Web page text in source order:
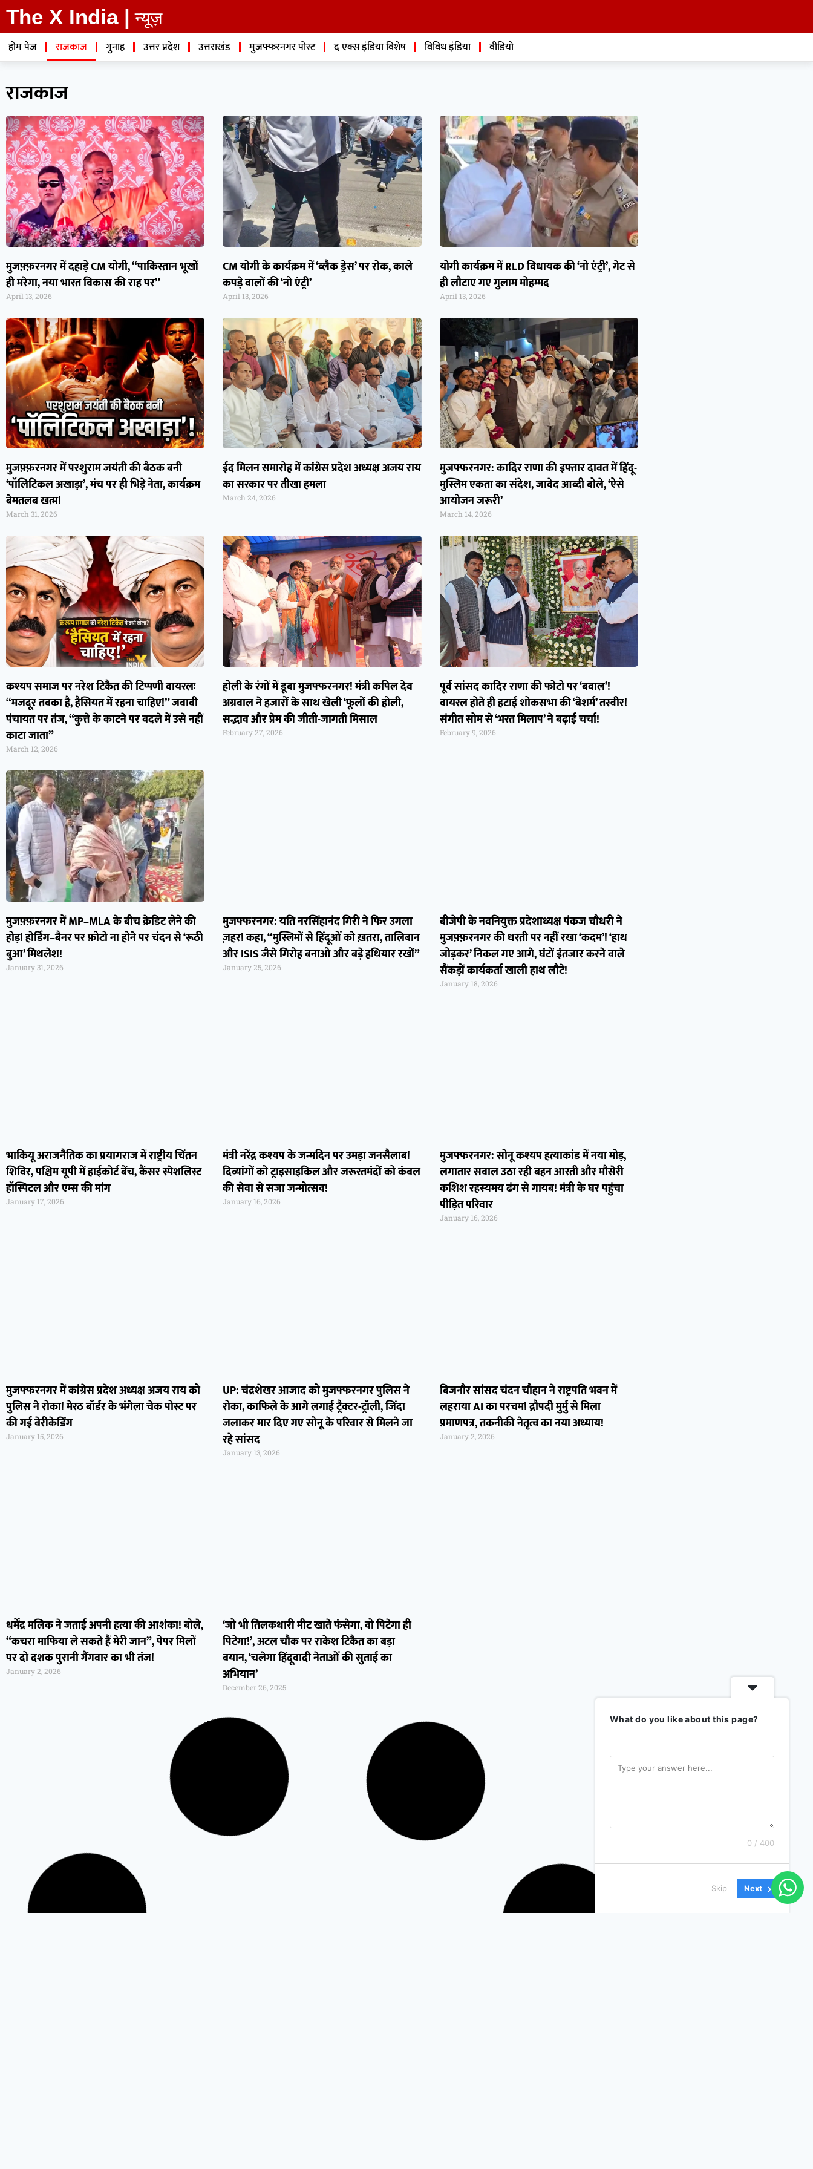
The X India | न्यूज़
होम पेज राजकाज गुनाह उत्तर प्रदेश उत्तराखंड मुजफ्फरनगर पोस्ट द एक्स इंडिया विशेष विविध इंडिया वीडियो
राजकाज
मुजफ़्फ़रनगर में दहाड़े CM योगी, “पाकिस्तान भूखों
ही मरेगा, नया भारत विकास की राह पर”
April 13, 2026
CM योगी के कार्यक्रम में ‘ब्लैक ड्रेस’ पर रोक, काले
कपड़े वालों की ‘नो एंट्री’
April 13, 2026
योगी कार्यक्रम में RLD विधायक की ‘नो एंट्री’, गेट से
ही लौटाए गए गुलाम मोहम्मद
April 13, 2026
मुजफ़्फ़रनगर में परशुराम जयंती की बैठक बनी
‘पॉलिटिकल अखाड़ा’, मंच पर ही भिड़े नेता, कार्यक्रम
बेमतलब खत्म!
March 31, 2026
ईद मिलन समारोह में कांग्रेस प्रदेश अध्यक्ष अजय राय
का सरकार पर तीखा हमला
March 24, 2026
मुजफ्फरनगर: कादिर राणा की इफ्तार दावत में हिंदू-
मुस्लिम एकता का संदेश, जावेद आब्दी बोले, ‘ऐसे
आयोजन जरूरी’
March 14, 2026
कश्यप समाज पर नरेश टिकैत की टिप्पणी वायरलः
“मजदूर तबका है, हैसियत में रहना चाहिए!” जवाबी
पंचायत पर तंज, “कुत्ते के काटने पर बदले में उसे नहीं
काटा जाता”
March 12, 2026
होली के रंगों में डूबा मुजफ्फरनगर! मंत्री कपिल देव
अग्रवाल ने हजारों के साथ खेली ‘फूलों की होली,
सद्भाव और प्रेम की जीती-जागती मिसाल
February 27, 2026
पूर्व सांसद कादिर राणा की फोटो पर ‘बवाल’!
वायरल होते ही हटाई शोकसभा की ‘बेशर्म’ तस्वीर!
संगीत सोम से ‘भरत मिलाप’ ने बढ़ाई चर्चा!
February 9, 2026
मुजफ़्फ़रनगर में MP–MLA के बीच क्रेडिट लेने की
होड़! होर्डिंग–बैनर पर फ़ोटो ना होने पर चंदन से ‘रूठी
बुआ’ मिथलेश!
January 31, 2026
मुजफ्फरनगर: यति नरसिंहानंद गिरी ने फिर उगला
ज़हर! कहा, “मुस्लिमों से हिंदूओं को ख़तरा, तालिबान
और ISIS जैसे गिरोह बनाओ और बड़े हथियार रखों”
January 25, 2026
बीजेपी के नवनियुक्त प्रदेशाध्यक्ष पंकज चौधरी ने
मुजफ़्फ़रनगर की धरती पर नहीं रखा ‘कदम’! ‘हाथ
जोड़कर’ निकल गए आगे, घंटों इंतजार करने वाले
सैंकड़ों कार्यकर्ता खाली हाथ लौटे!
January 18, 2026
भाकियू अराजनैतिक का प्रयागराज में राष्ट्रीय चिंतन
शिविर, पश्चिम यूपी में हाईकोर्ट बेंच, कैंसर स्पेशलिस्ट
हॉस्पिटल और एम्स की मांग
January 17, 2026
मंत्री नरेंद्र कश्यप के जन्मदिन पर उमड़ा जनसैलाब!
दिव्यांगों को ट्राइसाइकिल और जरूरतमंदों को कंबल
की सेवा से सजा जन्मोत्सव!
January 16, 2026
मुजफ्फरनगर: सोनू कश्यप हत्याकांड में नया मोड़,
लगातार सवाल उठा रही बहन आरती और मौसेरी
कशिश रहस्यमय ढंग से गायब! मंत्री के घर पहुंचा
पीड़ित परिवार
January 16, 2026
मुजफ्फरनगर में कांग्रेस प्रदेश अध्यक्ष अजय राय को
पुलिस ने रोका! मेरठ बॉर्डर के भंगेला चेक पोस्ट पर
की गई बेरीकेडिंग
January 15, 2026
UP: चंद्रशेखर आजाद को मुजफ्फरनगर पुलिस ने
रोका, काफिले के आगे लगाई ट्रैक्टर-ट्रॉली, जिंदा
जलाकर मार दिए गए सोनू के परिवार से मिलने जा
रहे सांसद
January 13, 2026
बिजनौर सांसद चंदन चौहान ने राष्ट्रपति भवन में
लहराया AI का परचम! द्रौपदी मुर्मु से मिला
प्रमाणपत्र, तकनीकी नेतृत्व का नया अध्याय!
January 2, 2026
धर्मेंद्र मलिक ने जताई अपनी हत्या की आशंका! बोले,
“कचरा माफिया ले सकते हैं मेरी जान”, पेपर मिलों
पर दो दशक पुरानी गैंगवार का भी तंज!
January 2, 2026
‘जो भी तिलकधारी मीट खाते फंसेगा, वो पिटेगा ही
पिटेगा!’, अटल चौक पर राकेश टिकैत का बड़ा
बयान, ‘चलेगा हिंदूवादी नेताओं की सुताई का
अभियान’
December 26, 2025
What do you like about this page?
0 / 400
Skip Next